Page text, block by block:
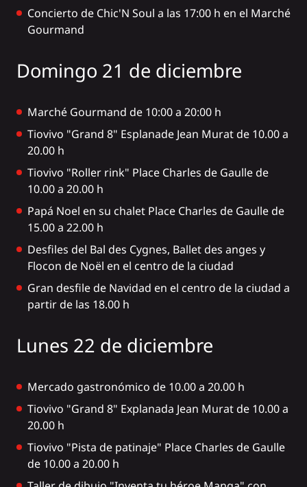
Concierto de Chic'N Soul a las 17:00 h en el Marché
Gourmand
Domingo 21 de diciembre
Marché Gourmand de 10:00 a 20:00 h
Tiovivo "Grand 8" Esplanade Jean Murat de 10.00 a
20.00 h
Tiovivo "Roller rink" Place Charles de Gaulle de
10.00 a 20.00 h
Papá Noel en su chalet Place Charles de Gaulle de
15.00 a 22.00 h
Desfiles del Bal des Cygnes, Ballet des anges y
Flocon de Noël en el centro de la ciudad
Gran desfile de Navidad en el centro de la ciudad a
partir de las 18.00 h
Lunes 22 de diciembre
Mercado gastronómico de 10.00 a 20.00 h
Tiovivo "Grand 8" Explanada Jean Murat de 10.00 a
20.00 h
Tiovivo "Pista de patinaje" Place Charles de Gaulle
de 10.00 a 20.00 h